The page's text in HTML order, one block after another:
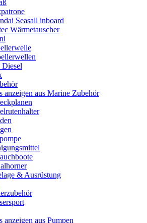
Seasall inboard
Wärmetauscher
Diesel
anzeigen aus Marine Zubehör
& Ausrüstung
anzeigen aus Pumpen